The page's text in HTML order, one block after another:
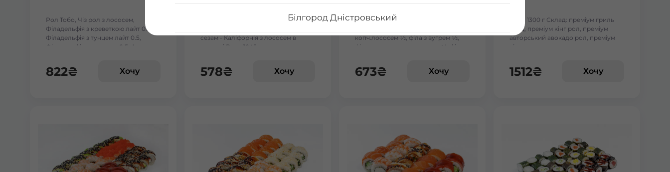
Білгород Дністровський
Бориспіль Головатого
Бориспіль Робітнича
Бровари Бульвар Незалежності Масив
Бровари Торгмаш Москаленка
Рол Тобо, Чіз рол з лососем,
Філадельфія з креветкою лайт 0.5,
Філадельфія з тунцем лайт 0.5,
Філадельфія з лососем 0.5, Авокадо
822₴ Хочу
сезам - Каліфорнія з лососем в
кунжуті Вага: 1045 г
578₴ Хочу
Вага: 1090 г Склад: філа з лососесм
копч.лососем ½, філа з вугрем ½,
філа з тигровою креветкою ½, філа
673₴ Хочу
Вага: 1300 г Склад: преміум гриль
голд, преміум кінг рол, преміум
авторський авокадо рол, преміум
кіото рол.
1512₴ Хочу